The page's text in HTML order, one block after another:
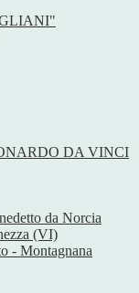
DA VINCI
da Norcia
(VI)
- Montagnana